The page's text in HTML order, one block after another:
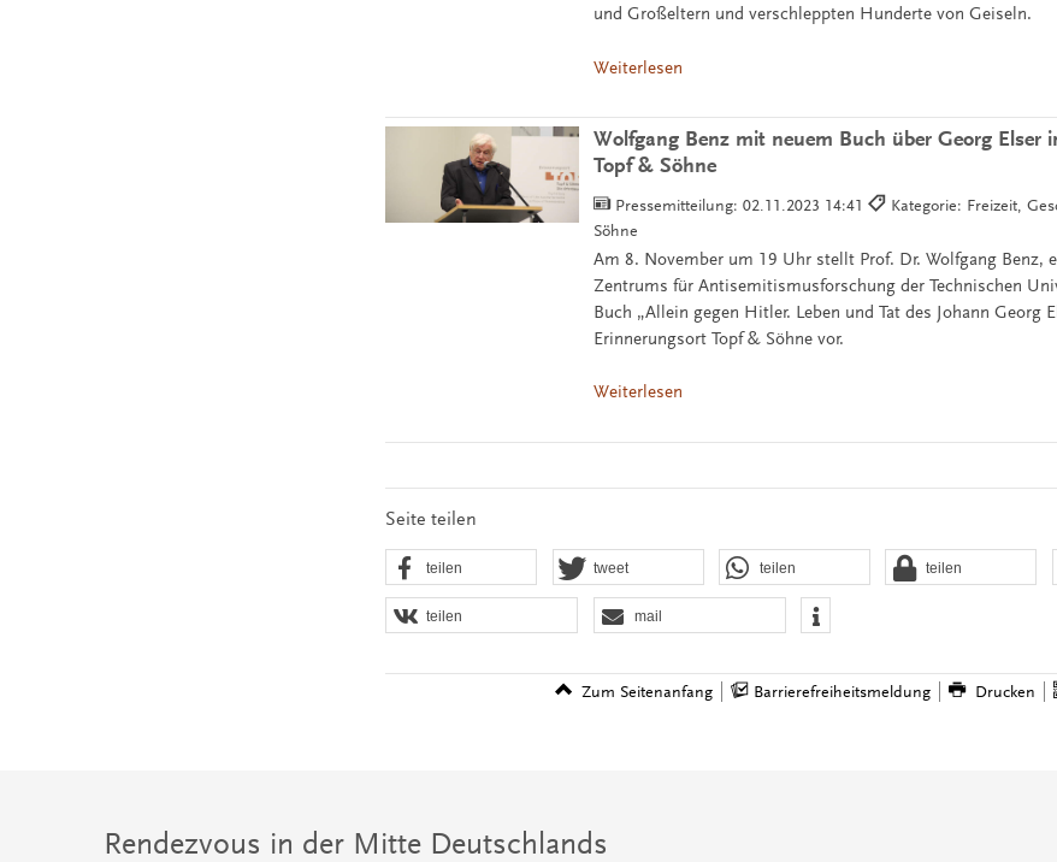
und Großeltern und verschleppten Hunderte von Geiseln.
Weiterlesen
Wolfgang Benz mit neuem Buch über Georg Elser
Topf & Söhne
Pressemitteilung:02.11.2023 14:41
Kategorie: Freizeit,
Söhne
Am 8. November um 19 Uhr stellt Prof. Dr. Wolfgang Benz,
Zentrums für Antisemitismusforschung der Technischen
Buch „Allein gegen Hitler. Leben und Tat des Johann Georg
Erinnerungsort Topf & Söhne vor.
Weiterlesen
Seite teilen
teilen tweet teilen teilen
teilen mail
Zum Seitenanfang Barrierefreiheitsmeldung Drucken
Rendezvous in der Mitte Deutschlands